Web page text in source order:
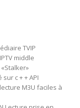
TVIP
middle
c + + API
M3U faciles à